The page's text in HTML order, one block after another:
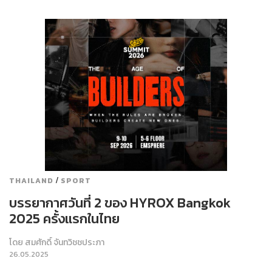
THAILAND / SPORT
บรรยากาศวันที่ 2 ของ HYROX Bangkok
2025 ครั้งแรกในไทย
โดย สมศักดิ์ จันทวิชชประภา
26.05.2025